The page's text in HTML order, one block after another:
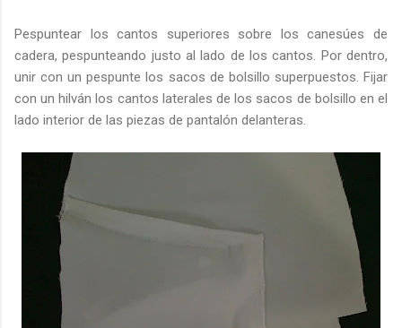
Pespuntear los cantos superiores sobre los canesúes de
cadera, pespunteando justo al lado de los cantos. Por dentro,
unir con un pespunte los sacos de bolsillo superpuestos. Fijar
con un hilván los cantos laterales de los sacos de bolsillo en el
lado interior de las piezas de pantalón delanteras.